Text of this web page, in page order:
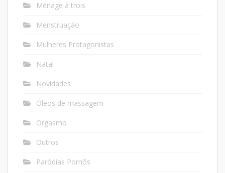
Ménage à trois
Menstruação
Mulheres Protagonistas
Natal
Novidades
Óleos de massagem
Orgasmo
Outros
Paródias Pornôs